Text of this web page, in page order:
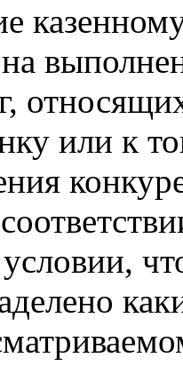
или к